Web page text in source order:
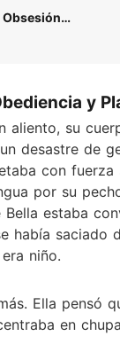
con
/ Romance
y
aliento, su
desastre de
con fuerza
por su
estaba
había saciado
niño.
Ella pensó
en